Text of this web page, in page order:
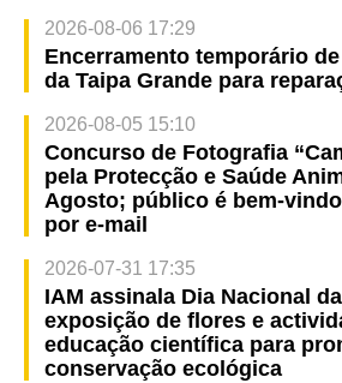
2026-08-06 17:29
Encerramento temporário
da Taipa Grande para
2026-08-05 15:10
Concurso de Fotografia
pela Protecção e Saúde
Agosto; público é bem-
por e-mail
2026-07-31 17:35
IAM assinala Dia Nacional
exposição de flores e
educação científica para
conservação ecológica